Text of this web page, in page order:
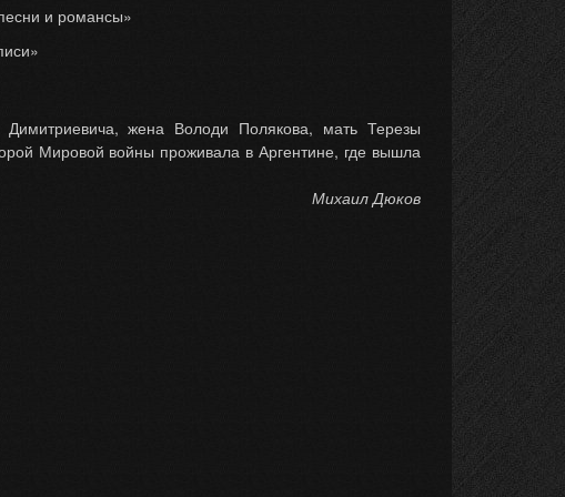
и романсы»
жена Володи Полякова, мать Терезы
Мировой войны проживала в Аргентине, где вышла
Михаил Дюков